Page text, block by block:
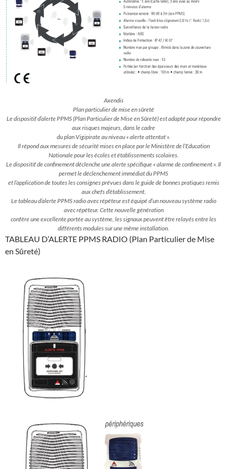
Axendis
Plan particulier de mise en sûreté
Le dispositif d’alerte PPMS (Plan Particulier de Mise en Sûreté) est adapté pour répondre
aux risques majeurs, dans le cadre
du plan Vigipirate au niveau « alerte attentat ».
Il répond aux mesures de sécurité mises en place par le Ministère de l’Education
Nationale pour les écoles et établissements scolaires.
Le dispositif de confinement déclenche une alerte spécifique « alarme de confinement ». Il
permet le déclenchement immédiat du PPMS
et l’application de toutes les consignes prévues dans le guide de bonnes pratiques remis
aux chefs d’établissement.
Le tableau d’alerte PPMS radio avec répéteur est équipé d’un nouveau système radio
avec répéteur. Cette nouvelle génération
confère une excellente portée au système, les signaux peuvent être relayés entre les
différents modules sur une même installation.
TABLEAU D’ALERTE PPMS RADIO (Plan Particulier de Mise
en Sûreté)